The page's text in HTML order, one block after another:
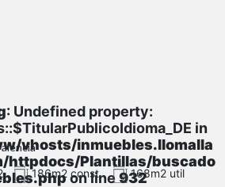
: Undefined property:
in
vhosts/inmuebles.llomalla
httpdocs/Plantillas/buscado
on line932
186m2 const. 168m2 util